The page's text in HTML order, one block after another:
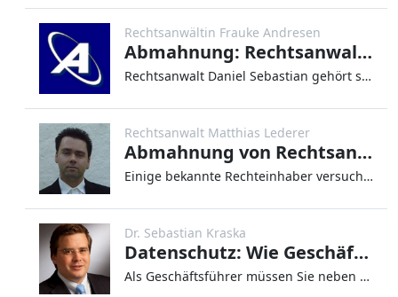
Rechtsanwältin Frauke Andresen
Abmahnung: Rechtsanwalt Daniel Sebastian
Rechtsanwalt Daniel Sebastian gehört seit 2012 – neben Frommer Legal (früher Waldorf Frommer) zu den Abmahnkanzleien mit
Rechtsanwalt Matthias Lederer
Abmahnung von Rechtsanwalt Yussof Sarwari für VPS Film-Entertainment Filmverwertungsgesellschaft mbH wegen „Dorcel – LUXURE – Die Vergnügen meiner Frau“
Einige bekannte Rechteinhaber versuchen schon seit Jahren, die unerlaubte Verbreitung ihrer Werke (z.B. Filme, Musik, Co
Dr. Sebastian Kraska
Datenschutz: Wie Geschäftsführer ihr Haftungsrisiko minimieren
Als Geschäftsführer müssen Sie neben dem operativen Erfolg stets ein komplexes Pflichtengerüst im Auge behalten. Ein umf